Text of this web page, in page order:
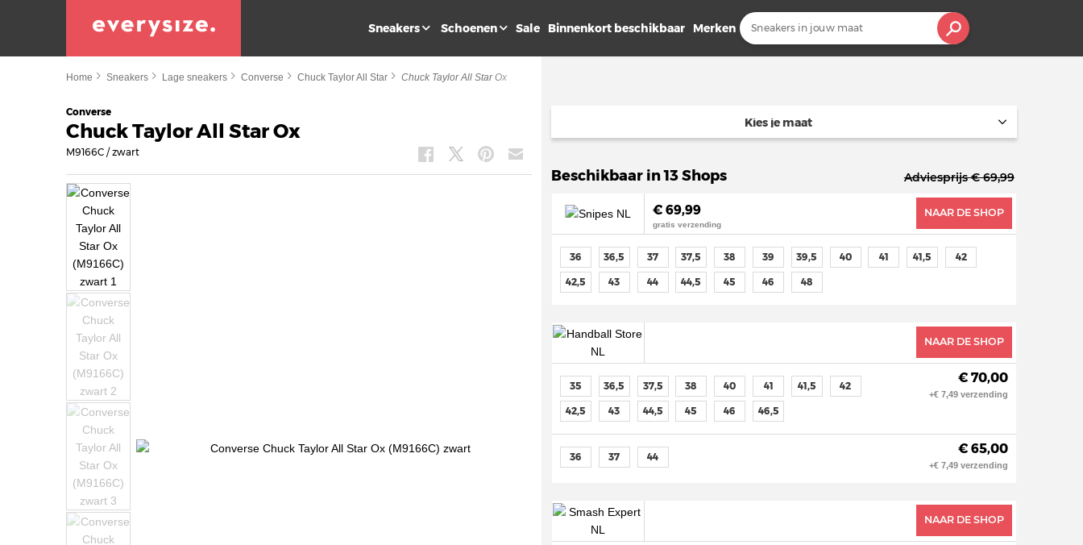
Sneakers Schoenen Sale Binnenkort beschikbaar Merken
Home Sneakers Lage sneakers Converse Chuck Taylor All Star Chuck Taylor All Star Ox
Converse
Chuck Taylor All Star Ox
M9166C / zwart
Kies je maat
Beschikbaar in 13 Shops Adviesprijs € 69,99
€ 69,99
gratis verzending
NAAR DE SHOP
36 36,5 37 37,5 38 39 39,5 40 41 41,5 42
42,5 43 44 44,5 45 46 48
NAAR DE SHOP
35 36,5 37,5 38 40 41 41,5 42
42,5 43 44,5 45 46 46,5
€ 70,00
+€ 7,49 verzending
36 37 44
€ 65,00
+€ 7,49 verzending
NAAR DE SHOP